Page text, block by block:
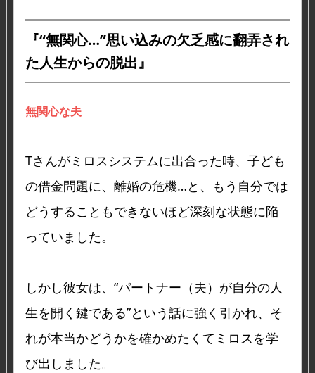
『“無関心…”思い込みの欠乏感に翻弄され
た人生からの脱出』
無関心な夫
Tさんがミロスシステムに出合った時、子ども
の借金問題に、離婚の危機…と、もう自分では
どうすることもできないほど深刻な状態に陥
っていました。
しかし彼女は、“パートナー（夫）が自分の人
生を開く鍵である”という話に強く引かれ、そ
れが本当かどうかを確かめたくてミロスを学
び出しました。